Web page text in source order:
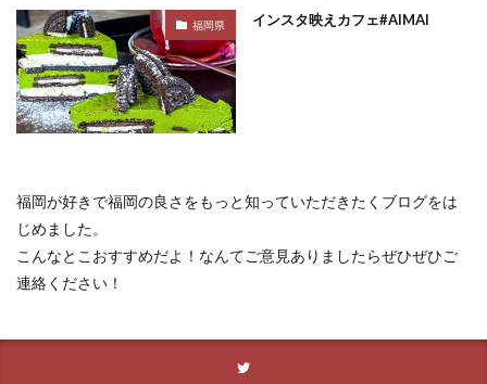
福岡県 インスタ映えカフェ#AIMAI
福岡が好きで福岡の良さをもっと知っていただきたくブログをは
じめました。
こんなとこおすすめだよ！なんてご意見ありましたらぜひぜひご
連絡ください！